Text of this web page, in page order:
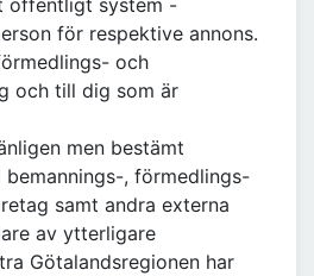
offentligt system -
för respektive annons.
och
och till dig som är
men bestämt
, förmedlings-
samt andra externa
av ytterligare
Götalandsregionen har